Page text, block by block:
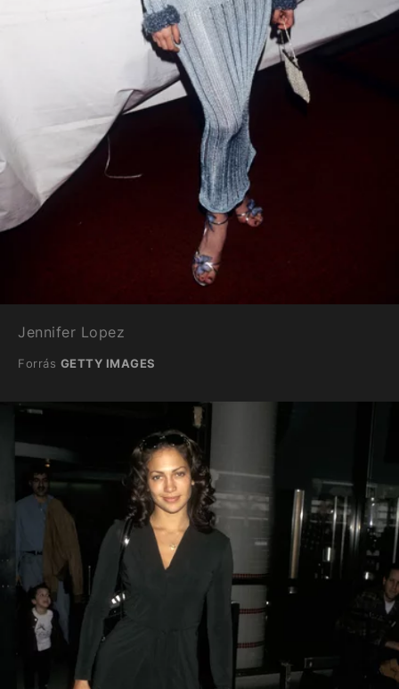
Jennifer Lopez
Forrás GETTY IMAGES